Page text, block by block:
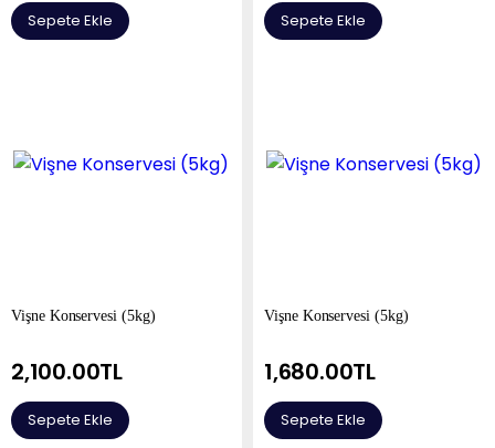
Sepete Ekle Sepete Ekle
Vişne Konservesi (5kg)
2,100.00TL
Sepete Ekle
Vişne Konservesi (5kg)
1,680.00TL
Sepete Ekle